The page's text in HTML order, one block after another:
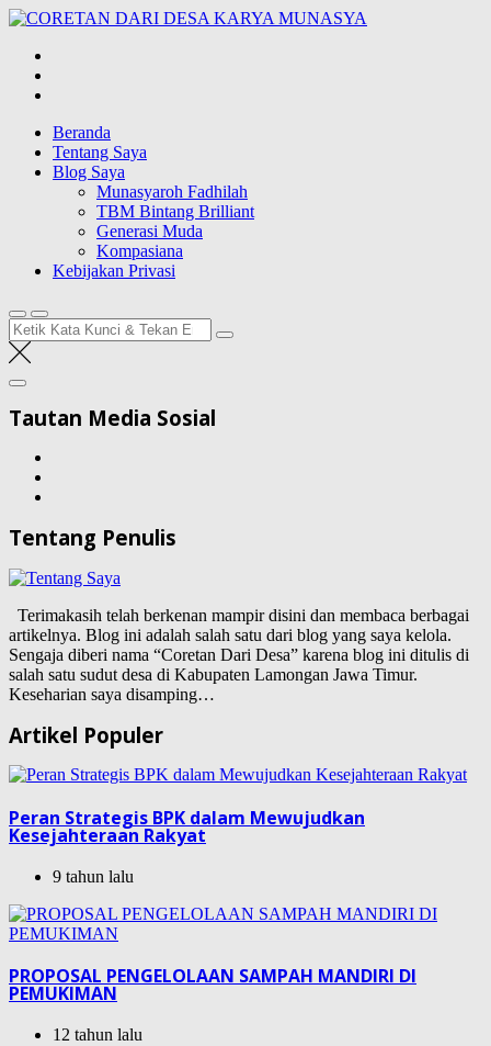
Lompat
konten
Blog Wong Ndeso yang ingin berbagi berbagai hal di sekitarnya
Beranda
Tentang Saya
Blog Saya
Munasyaroh Fadhilah
TBM Bintang Brilliant
Generasi Muda
Kompasiana
Kebijakan Privasi
Pencarian
untuk:
Tautan Media Sosial
Tentang Penulis
Terimakasih telah berkenan mampir disini dan membaca berbagai
artikelnya. Blog ini adalah salah satu dari blog yang saya kelola.
Sengaja diberi nama “Coretan Dari Desa” karena blog ini ditulis di
salah satu sudut desa di Kabupaten Lamongan Jawa Timur.
Keseharian saya disamping…
Artikel Populer
Peran Strategis BPK dalam Mewujudkan
Kesejahteraan Rakyat
9 tahun lalu
PROPOSAL PENGELOLAAN SAMPAH MANDIRI DI
PEMUKIMAN
12 tahun lalu